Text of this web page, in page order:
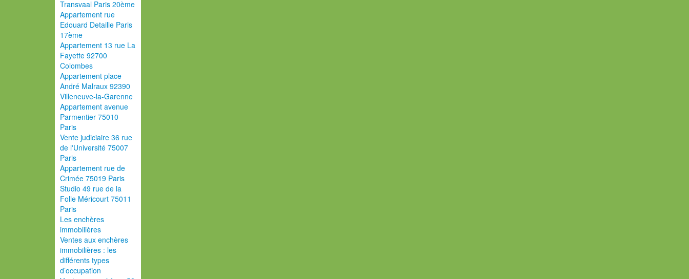
Transvaal Paris 20ème
Appartement rue
Edouard Detaille Paris
17ème
Appartement 13 rue La
Fayette 92700
Colombes
Appartement place
André Malraux 92390
Villeneuve-la-Garenne
Appartement avenue
Parmentier 75010
Paris
Vente judiciaire 36 rue
de l'Université 75007
Paris
Appartement rue de
Crimée 75019 Paris
Studio 49 rue de la
Folie Méricourt 75011
Paris
Les enchères
immobilières
Ventes aux enchères
immobilières : les
différents types
d’occupation